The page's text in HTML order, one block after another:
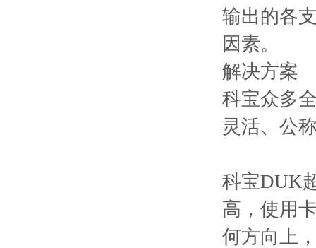
输出的各
因素。
解决方案
科宝众多
灵活、公
科宝DUK
高，使用
何方向上